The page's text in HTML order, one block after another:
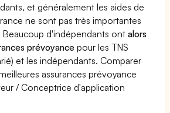
et généralement les aides de
ne sont pas très importantes
Beaucoup d'indépendants ontalors
prévoyance pour les TNS
et les indépendants. Comparer
assurances prévoyance
/ Conceptrice d'application